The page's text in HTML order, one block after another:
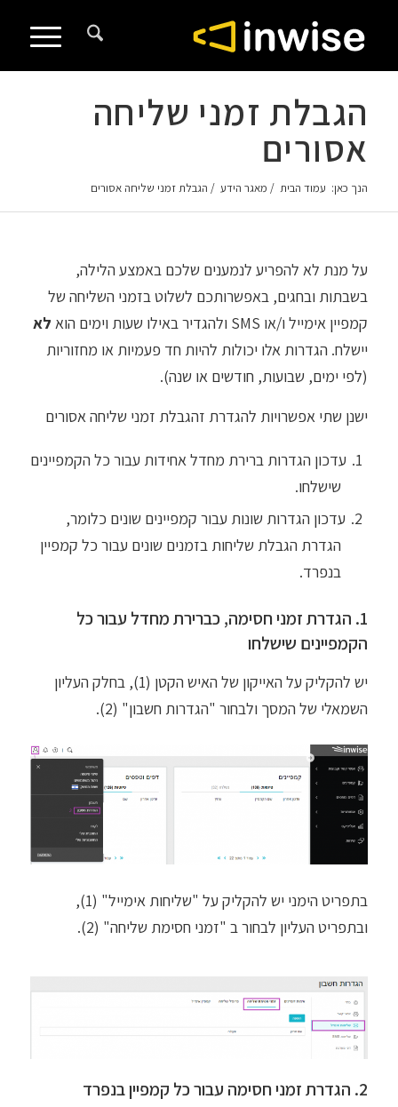
הגבלת זמני שליחה
אסורים
הנך כאן: עמוד הבית / מאגר הידע / הגבלת זמני שליחה אסורים
על מנת לא להפריע לנמענים שלכם באמצע הלילה,
בשבתות ובחגים, באפשרותכם לשלוט בזמני השליחה של
קמפיין אימייל ו/או SMS ולהגדיר באילו שעות וימים הוא
לא
יישלח. הגדרות אלו יכולות להיות חד פעמיות או מחזוריות
(לפי ימים, שבועות, חודשים או שנה).
ישנן שתי אפשרויות להגדרת זהגבלת זמני שליחה אסורים
עדכון הגדרות ברירת מחדל אחידות עבור כל הקמפיינים
שישלחו.
עדכון הגדרות שונות עבור קמפיינים שונים כלומר,
הגדרת הגבלת שליחות בזמנים שונים עבור כל קמפיין
בנפרד.
1. הגדרת זמני חסימה, כברירת מחדל עבור כל
הקמפיינים שישלחו
יש להקליק על האייקון של האיש הקטן (1), בחלק העליון
השמאלי של המסך ולבחור "הגדרות חשבון" (2).
בתפריט הימני יש להקליק על "שליחות אימייל" (1),
ובתפריט העליון לבחור ב "זמני חסימת שליחה" (2).
2. הגדרת זמני חסימה עבור כל קמפיין בנפרד